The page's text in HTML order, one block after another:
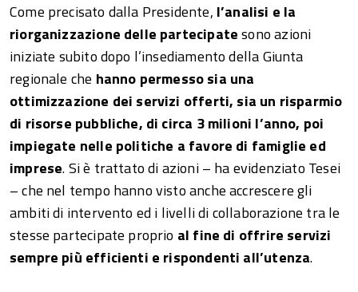
Come precisato dalla Presidente, l’analisi e la
riorganizzazione delle partecipatesono azioni
iniziate subito dopo l’insediamento della Giunta
regionale che hanno permesso sia una
ottimizzazione dei servizi offerti, sia un risparmio
di risorse pubbliche, di circa 3 milioni l’anno, poi
impiegate nelle politiche a favore di famiglie ed
imprese. Si è trattato di azioni – ha evidenziato Tesei
– che nel tempo hanno visto anche accrescere gli
ambiti di intervento ed i livelli di collaborazione tra le
stesse partecipate proprio al fine di offrire servizi
sempre più efficienti e rispondenti all’utenza.